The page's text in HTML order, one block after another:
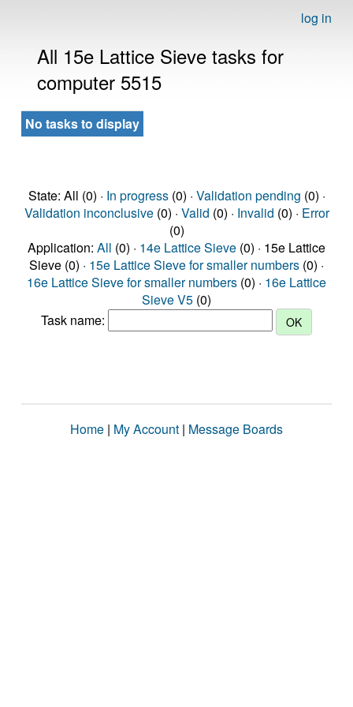
log in
All 15e Lattice Sieve tasks for
computer 5515
No tasks to display
State: All (0) · In progress(0) · Validation pending (0) ·
Validation inconclusive(0) · Valid (0) · Invalid (0) · Error
(0)
Application: All (0) · 14e Lattice Sieve (0) · 15e Lattice
Sieve (0) · 15e Lattice Sieve for smaller numbers (0) ·
16e Lattice Sieve for smaller numbers (0) · 16e Lattice
Sieve V5 (0)
Task name:
Home | My Account | Message Boards